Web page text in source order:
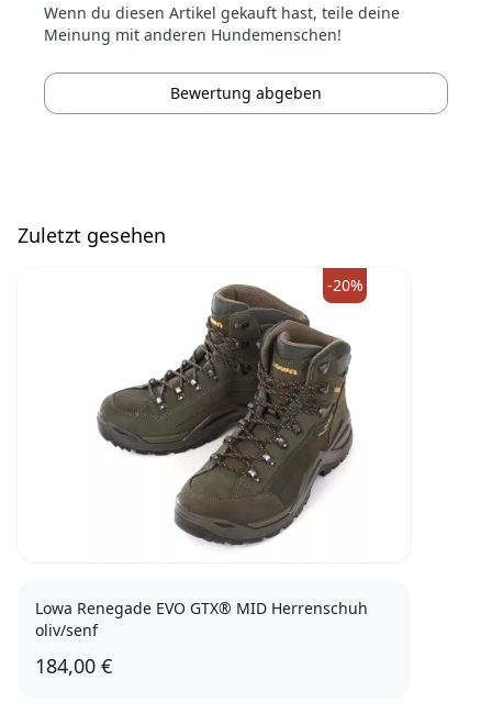
Wenn du diesen Artikel gekauft hast, teile deine
Meinung mit anderen Hundemenschen!
Bewertung abgeben
Zuletzt gesehen
-20%
Lowa Renegade EVO GTX® MID Herrenschuh
oliv/senf
184,00 €